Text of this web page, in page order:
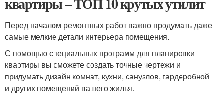
Перед началом ремонтных работ важно продумать даже
самые мелкие детали интерьера помещения.
С помощью специальных программ для планировки
квартиры вы сможете создать точные чертежи и
придумать дизайн комнат, кухни, санузлов, гардеробной
и других помещений вашего жилья.